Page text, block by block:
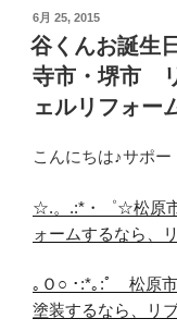
投
稿
日:
6月 25, 2015
谷くんお誕生
寺市・堺市
ェルリフォー
こんにちは♪サポー
☆.。.:*・゜☆松原
ォームするなら、
｡Ｏ○ ･:*｡:ﾟ 松原
塗装するなら、リ